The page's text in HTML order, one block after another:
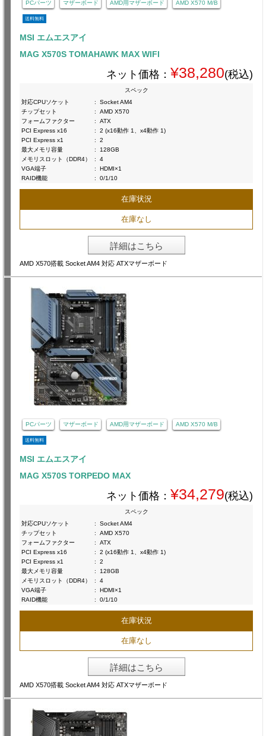
PCパーツ マザーボード AMD用マザーボード AMD X570 M/B
送料無料
MSI エムエスアイ
MAG X570S TOMAHAWK MAX WIFI
ネット価格： ¥38,280(税込)
スペック
対応CPUソケット
:
Socket AM4
チップセット
:
AMD X570
フォームファクター
:
ATX
PCI Express x16
:
2 (x16動作 1、x4動作 1)
PCI Express x1
:
2
最大メモリ容量
:
128GB
メモリスロット（DDR4）
:
4
VGA端子
:
HDMI×1
RAID機能
: 0/1/10
在庫状況
在庫なし
詳細はこちら
AMD X570搭載 Socket AM4 対応 ATXマザーボード
PCパーツ マザーボード AMD用マザーボード AMD X570 M/B
送料無料
MSI エムエスアイ
MAG X570S TORPEDO MAX
ネット価格： ¥34,279(税込)
スペック
対応CPUソケット
:
Socket AM4
チップセット
:
AMD X570
フォームファクター
:
ATX
PCI Express x16
:
2 (x16動作 1、x4動作 1)
PCI Express x1
:
2
最大メモリ容量
:
128GB
メモリスロット（DDR4）
:
4
VGA端子
:
HDMI×1
RAID機能
: 0/1/10
在庫状況
在庫なし
詳細はこちら
AMD X570搭載 Socket AM4 対応 ATXマザーボード